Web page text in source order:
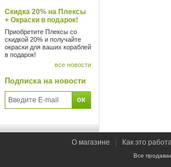
Скидка 20% на Плексы
+ Окраски в подарок!
Приобретите Плексы со
скидкой 20% и получайте
окраски для ваших кораблей
в подарок!
все новости
Подписка на новости
О магазине Как это
Все